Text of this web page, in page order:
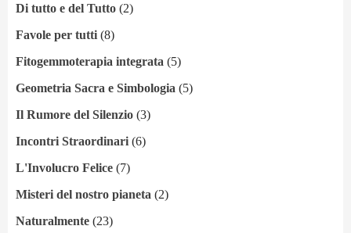
Di tutto e del Tutto (2)
Favole per tutti (8)
Fitogemmoterapia integrata (5)
Geometria Sacra e Simbologia (5)
Il Rumore del Silenzio (3)
Incontri Straordinari (6)
L'Involucro Felice (7)
Misteri del nostro pianeta (2)
Naturalmente (23)